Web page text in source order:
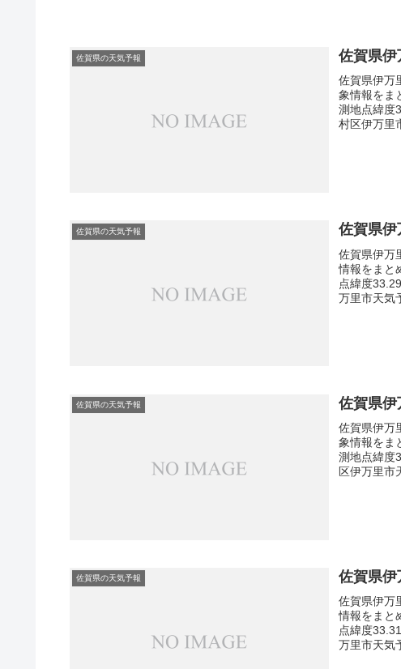
佐賀県の天気予報 佐賀県
佐賀県伊万
象情報をま
測地点緯度
村区伊万里
佐賀県の天気予報 佐賀県
佐賀県伊万
情報をまと
点緯度
万里市天気
佐賀県の天気予報 佐賀県伊
佐賀県伊万
象情報をま
測地点緯度
区伊万里市
佐賀県の天気予報 佐賀県伊
佐賀県伊万
情報をまと
点緯度
万里市天気